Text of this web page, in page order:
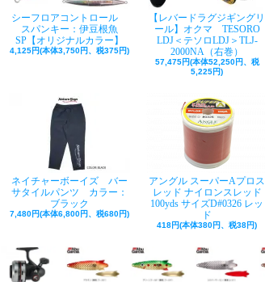
シーフロアコントロール
スパンキー：伊豆根魚
SP【オリジナルカラー】
4,125円(本体3,750円、税375円)
【レバードラグジギングリ
ール】オクマ TESORO
LDJ＜テソロLDJ＞TLJ-
2000NA（右巻）
57,475円(本体52,250円、税
5,225円)
ネイチャーボーイズ バー
サタイルパンツ カラー：
ブラック
7,480円(本体6,800円、税680円)
アングル スーパーAプロス
レッド ナイロンスレッド
100yds サイズD#0326 レッ
ド
418円(本体380円、税38円)